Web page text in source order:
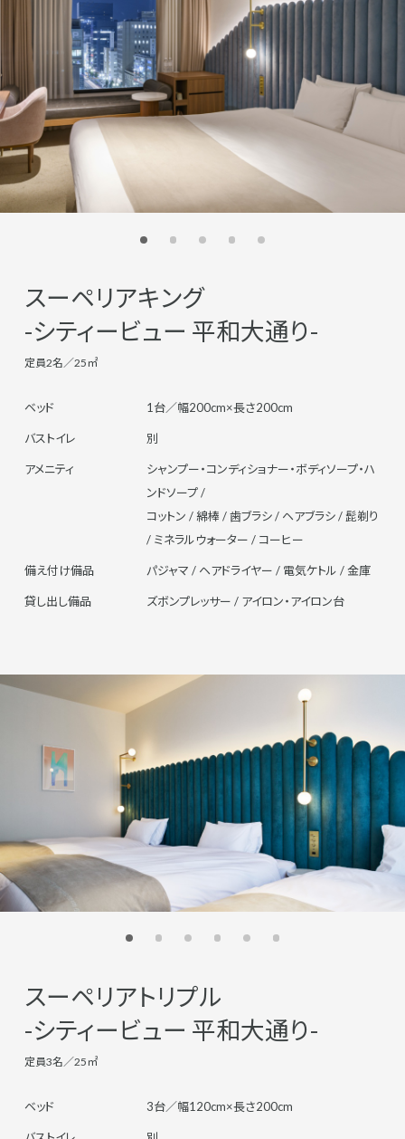
スーペリアキング
-シティービュー 平和大通り-
定員2名／25㎡
ベッド 1台／幅200cm×長さ200cm
バストイレ 別
アメニティ
シャンプー・コンディショナー・ボディソープ・ハ
ンドソープ /
コットン / 綿棒 / 歯ブラシ / ヘアブラシ / 髭剃り
/ ミネラルウォーター / コーヒー
備え付け備品 パジャマ / ヘアドライヤー / 電気ケトル / 金庫
貸し出し備品 ズボンプレッサー / アイロン・アイロン台
スーペリアトリプル
-シティービュー 平和大通り-
定員3名／25㎡
ベッド 3台／幅120cm×長さ200cm